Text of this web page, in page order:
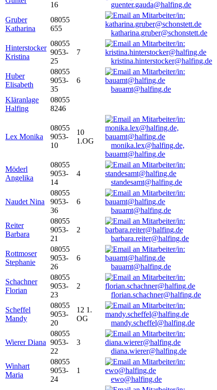
16
guenter.gauda@halfing.de
Gruber
Katharina
08055
655
katharina.gruber@schonstett.de
Hinterstocker
Kristina
08055
9053-
25
7
kristina.hinterstocker@halfing.de
Huber
Elisabeth
08055
9053-
35
6
bauamt@halfing.de
Kläranlage
Halfing
08055
8246
Lex Monika
08055
9053-
10
10
1.OG
monika.lex@halfing.de,
bauamt@halfing.de
Möderl
Angelika
08055
9053-
14
4
standesamt@halfing.de
Naudet Nina
08055
9053-
36
6
bauamt@halfing.de
Reiter
Barbara
08055
9053-
21
2
barbara.reiter@halfing.de
Rottmoser
Stephanie
08055
9053-
26
6
bauamt@halfing.de
Schachner
Florian
08055
9053-
23
2
florian.schachner@halfing.de
Scheffel
Mandy
08055
9053-
20
12 1.
OG
mandy.scheffel@halfing.de
Wierer Diana
08055
9053-
22
3
diana.wierer@halfing.de
Winhart
Maria
08055
9053-
24
1
ewo@halfing.de